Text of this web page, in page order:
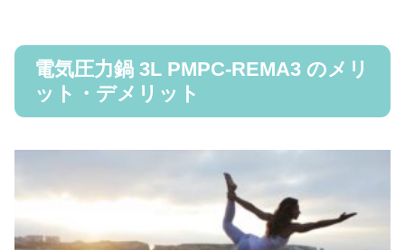
電気圧力鍋 3L PMPC-REMA3 のメリ
ット・デメリット